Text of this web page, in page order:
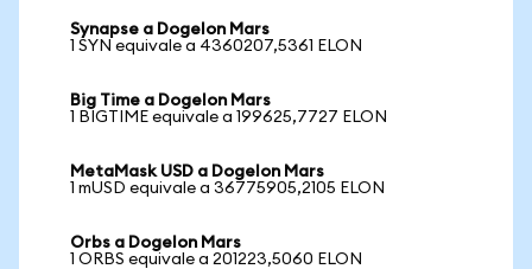
Synapse a Dogelon Mars
1 SYN equivale a 4360207,5361 ELON
Big Time a Dogelon Mars
1 BIGTIME equivale a 199625,7727 ELON
MetaMask USD a Dogelon Mars
1 mUSD equivale a 36775905,2105 ELON
Orbs a Dogelon Mars
1 ORBS equivale a 201223,5060 ELON